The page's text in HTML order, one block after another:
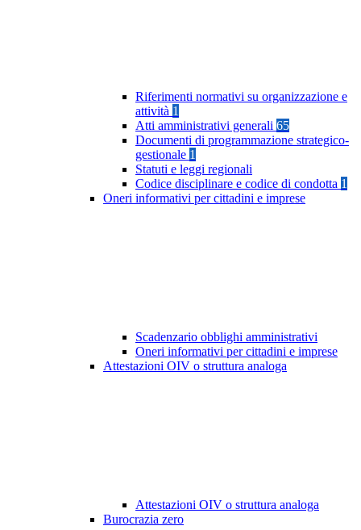
Riferimenti normativi su organizzazione e
attività 1
Atti amministrativi generali 65
Documenti di programmazione strategico-
gestionale 1
Statuti e leggi regionali
Codice disciplinare e codice di condotta 1
Oneri informativi per cittadini e imprese
Scadenzario obblighi amministrativi
Oneri informativi per cittadini e imprese
Attestazioni OIV o struttura analoga
Attestazioni OIV o struttura analoga
Burocrazia zero